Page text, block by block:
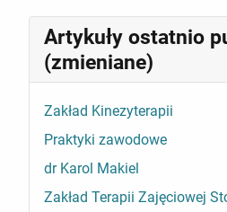
Artykuły ostatnio
(zmieniane)
Zakład Kinezyterapii
Praktyki zawodowe
dr Karol Makiel
Zakład Terapii Zajęciowej